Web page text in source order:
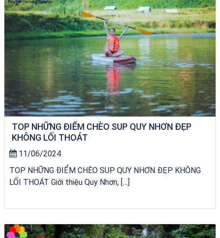
TOP NHỮNG ĐIỂM CHÈO SUP QUY NHƠN ĐẸP
KHÔNG LỐI THOÁT
11/06/2024
TOP NHỮNG ĐIỂM CHÈO SUP QUY NHƠN ĐẸP KHÔNG
LỐI THOÁT Giới thiệu Quy Nhơn, […]
du thuyền trên biển Quy Nhơn